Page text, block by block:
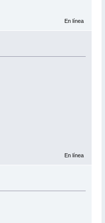
En línea
En línea